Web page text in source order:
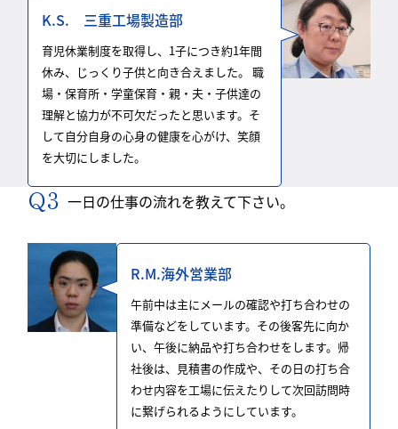
K.S. 三重工場製造部
育児休業制度を取得し、1子につき約1年間
休み、じっくり子供と向き合えました。 職
場・保育所・学童保育・親・夫・子供達の
理解と協力が不可欠だったと思います。そ
して自分自身の心身の健康を心がけ、笑顔
を大切にしました。
一日の仕事の流れを教えて下さい。
R.M.海外営業部
午前中は主にメールの確認や打ち合わせの
準備などをしています。その後客先に向か
い、午後に納品や打ち合わせをします。帰
社後は、見積書の作成や、その日の打ち合
わせ内容を工場に伝えたりして次回訪問時
に繋げられるようにしています。